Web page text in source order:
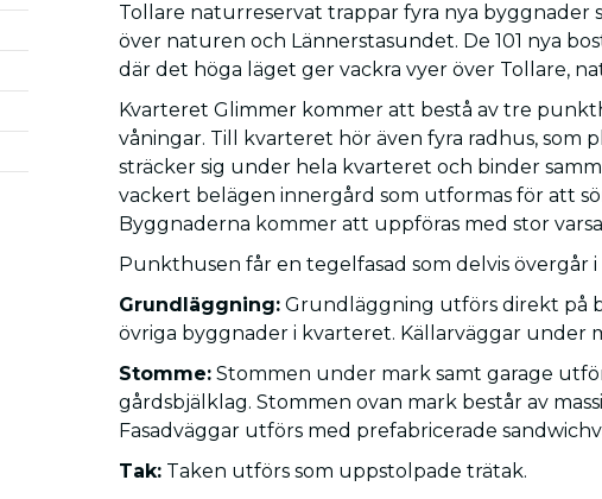
Tollare naturreservat trappar fyra nya byggnader
över naturen och Lännerstasundet. De 101 nya
där det höga läget ger vackra vyer över Tollare,
Kvarteret Glimmer kommer att bestå av tre
våningar. Till kvarteret hör även fyra radhus, som
sträcker sig under hela kvarteret och binder
vackert belägen innergård som utformas för att
Byggnaderna kommer att uppföras med stor
Punkthusen får en tegelfasad som delvis övergår
Grundläggning: Grundläggning utförs direkt på
övriga byggnader i kvarteret. Källarväggar under
Stomme: Stommen under mark samt garage
gårdsbjälklag. Stommen ovan mark består av
Fasadväggar utförs med prefabricerade
Tak: Taken utförs som uppstolpade trätak.